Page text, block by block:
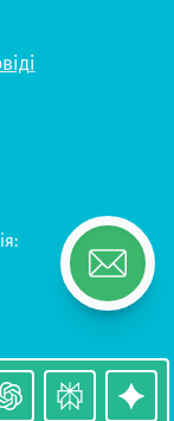
Польщі»